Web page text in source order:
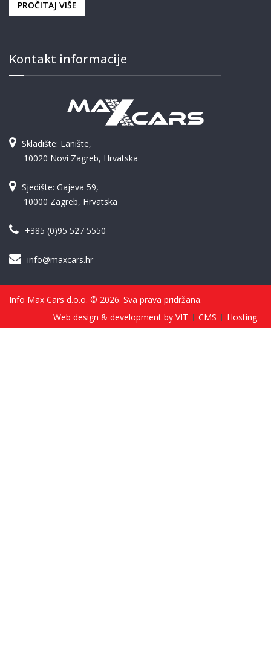
PROČITAJ VIŠE
Kontakt informacije
Skladište: Lanište,
10020 Novi Zagreb, Hrvatska
Sjedište: Gajeva 59,
10000 Zagreb, Hrvatska
+385 (0)95 527 5550
info@maxcars.hr
Info Max Cars d.o.o. © 2026. Sva prava pridržana.
Web design & development by VIT
CMS Hosting